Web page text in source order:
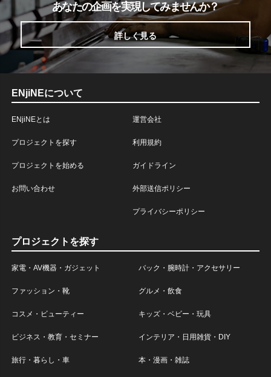
あなたの企画を実現してみませんか？
詳しく見る
ENjiNEについて
ENjiNEとは
プロジェクトを探す
プロジェクトを始める
お問い合わせ
運営会社
利用規約
ガイドライン
外部送信ポリシー
プライバシーポリシー
プロジェクトを探す
家電・AV機器・ガジェット バック・腕時計・アクセサリー
ファッション・靴 グルメ・飲食
コスメ・ビューティー キッズ・ベビー・玩具
ビジネス・教育・セミナー インテリア・日用雑貨・DIY
旅行・暮らし・車 本・漫画・雑誌